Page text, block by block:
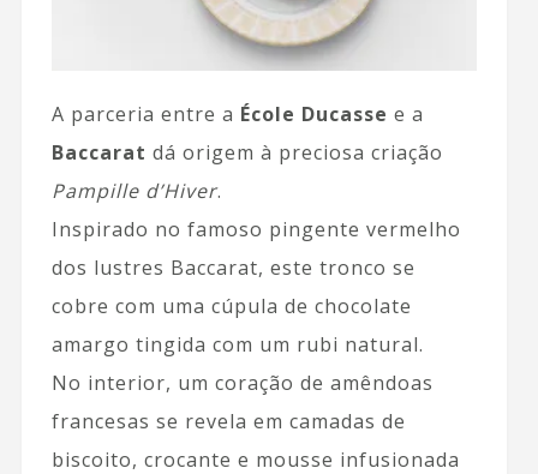
A parceria entre a École Ducasse e a
Baccarat dá origem à preciosa criação
Pampille d’Hiver.
Inspirado no famoso pingente vermelho
dos lustres Baccarat, este tronco se
cobre com uma cúpula de chocolate
amargo tingida com um rubi natural.
No interior, um coração de amêndoas
francesas se revela em camadas de
biscoito, crocante e mousse infusionada